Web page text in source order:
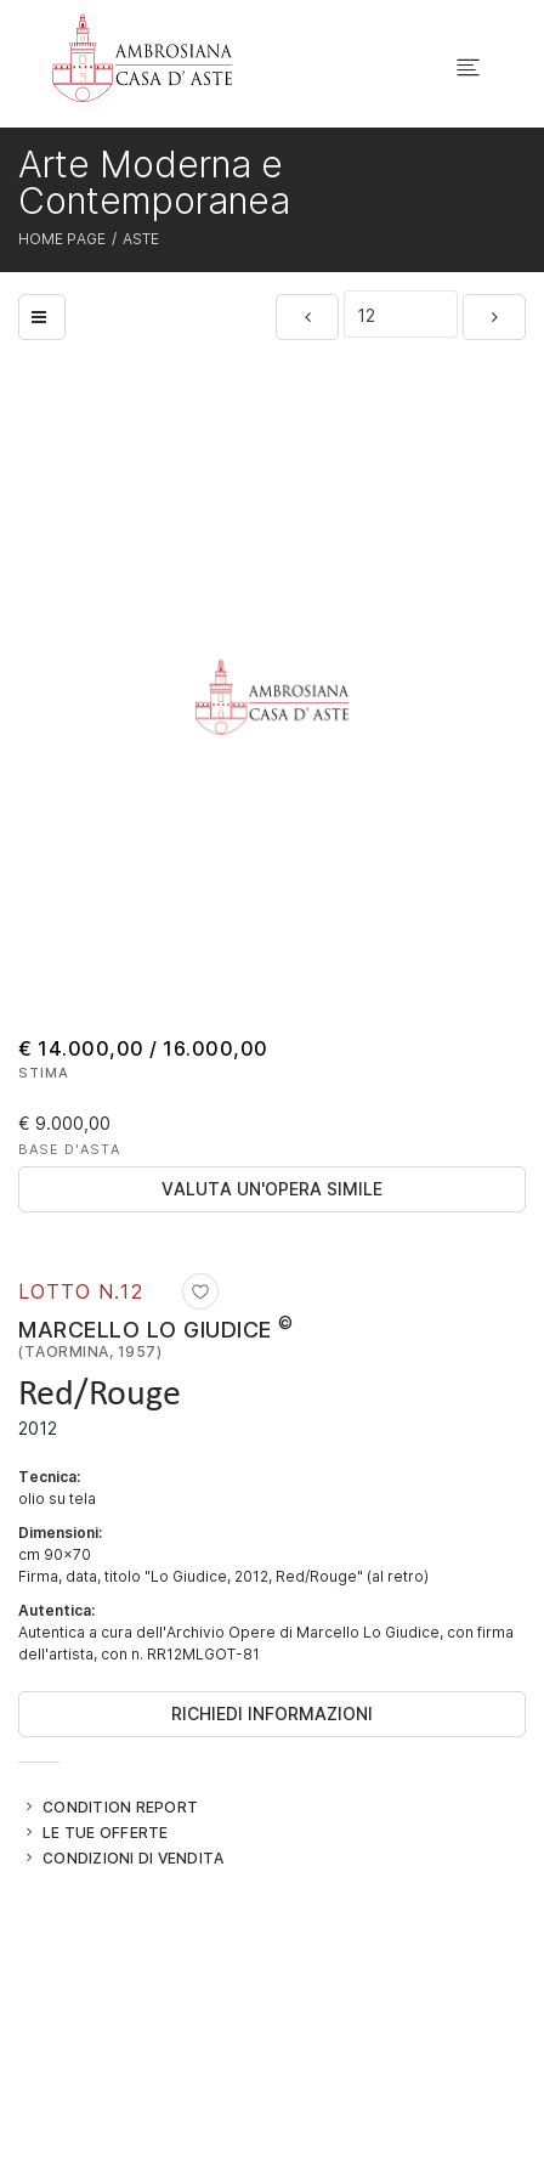
HOME PAGE ASTE
Arte Moderna e
Contemporanea
LOTTO N.12
MARCELLO LO GIUDICE ©
(TAORMINA, 1957)
Red/Rouge
2012
Tecnica:
olio su tela
Dimensioni:
cm 90x70
Firma, data, titolo "Lo Giudice, 2012, Red/Rouge" (al retro)
Autentica:
Autentica a cura dell'Archivio Opere di Marcello Lo Giudice, con firma
dell'artista, con n. RR12MLGOT-81
RICHIEDI INFORMAZIONI
CONDITION REPORT
LE TUE OFFERTE
CONDIZIONI DI VENDITA
€ 14.000,00 / 16.000,00
STIMA
€ 9.000,00
BASE D'ASTA
VALUTA UN'OPERA SIMILE